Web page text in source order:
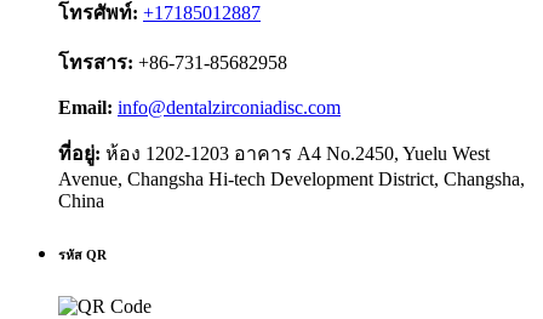
โทรศัพท์: +17185012887
โทรสาร: +86-731-85682958
Email: info@dentalzirconiadisc.com
ที่อยู่: ห้อง 1202-1203 อาคาร A4 No.2450, Yuelu West
Avenue, Changsha Hi-tech Development District, Changsha,
China
รหัส QR